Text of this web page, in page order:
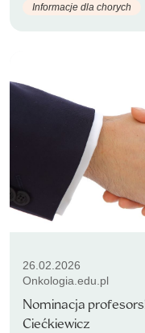
Informacje dla chorych
26.02.2026
Onkologia.edu.pl
Nominacja
Ciećkiewicz